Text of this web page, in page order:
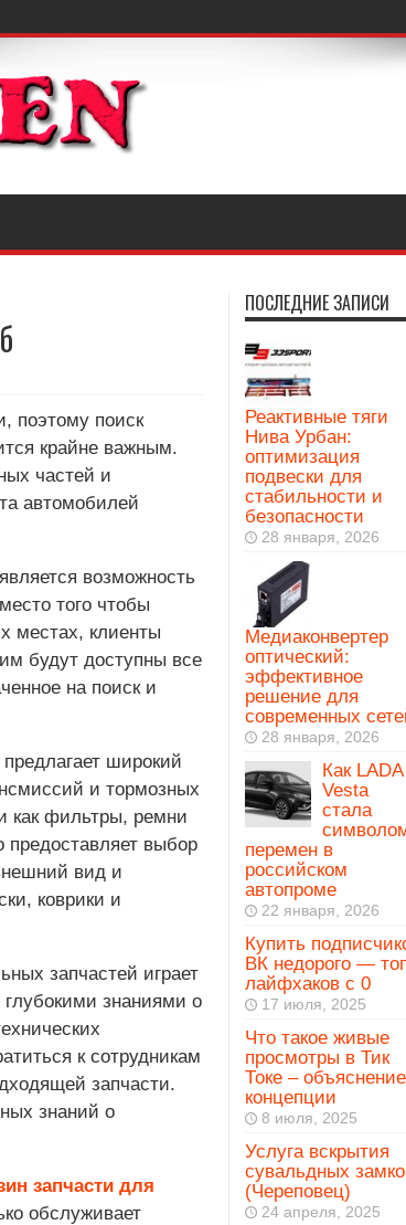
поэтому поиск
крайне важным.
частей и
автомобилей
возможность
того чтобы
местах, клиенты
будут доступны все
на поиск и
предлагает широкий
и тормозных
как фильтры, ремни
предоставляет выбор
вид и
коврики и
запчастей играет
знаниями о
к сотрудникам
запчасти.
знаний о
запчасти для
обслуживает
ПОСЛЕДНИЕ ЗАПИСИ
Реактивные тяги
Нива Урбан:
оптимизация
подвески для
стабильности и
безопасности
28 января, 2026
Медиаконвертер
оптический:
эффективное
решение для
современных
28 января, 2026
Как LADA
Vesta
стала
перемен в
российском
автопроме
22 января, 2026
Купить
ВК недорого —
лайфхаков с 0
17 июля, 2025
Что такое живые
просмотры в Тик
Токе – объяснение
концепции
8 июля, 2025
Услуга вскрытия
сувальдных
(Череповец)
24 апреля, 2025